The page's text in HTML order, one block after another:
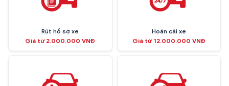
Rút hồ sơ xe
Giá từ 2.000.000 VNĐ
Hoán cải xe
Giá từ 12.000.000 VNĐ